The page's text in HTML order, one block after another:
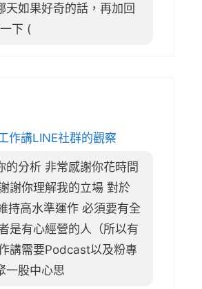
天如果好奇的話，再加回
下 (
作講LINE社群的觀察
的分析 非常感謝你花時間
謝你理解我的立場 對於
持高水準運作 必須要有全
是有心經營的人（所以有
講需要Podcast以及粉專
一股中心思